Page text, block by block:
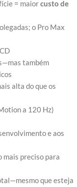
= maiorcusto de
o Pro Max
também
alta do que os
a 120 Hz)
e aos
mais preciso para
que esteja